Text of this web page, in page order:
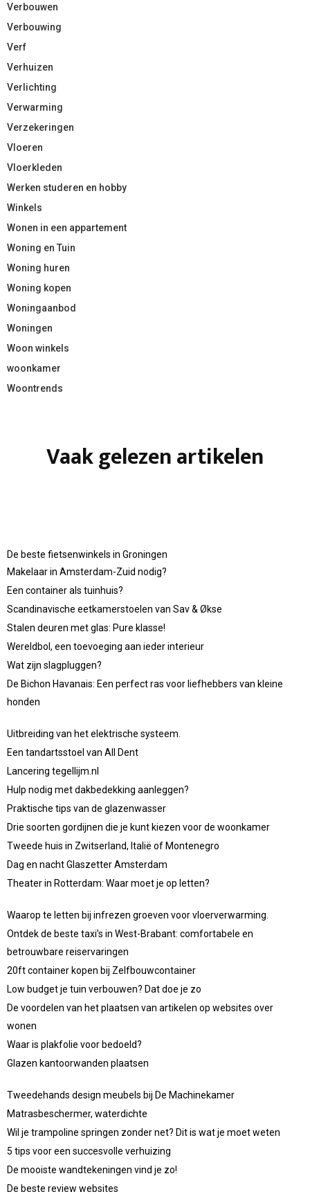
Verbouwen
Verbouwing
Verf
Verhuizen
Verlichting
Verwarming
Verzekeringen
Vloeren
Vloerkleden
Werken studeren en hobby
Winkels
Wonen in een appartement
Woning en Tuin
Woning huren
Woning kopen
Woningaanbod
Woningen
Woon winkels
woonkamer
Woontrends
Vaak gelezen artikelen
De beste fietsenwinkels in Groningen
Makelaar in Amsterdam-Zuid nodig?
Een container als tuinhuis?
Scandinavische eetkamerstoelen van Sav & Økse
Stalen deuren met glas: Pure klasse!
Wereldbol, een toevoeging aan ieder interieur
Wat zijn slagpluggen?
De Bichon Havanais: Een perfect ras voor liefhebbers van kleine
honden
Uitbreiding van het elektrische systeem.
Een tandartsstoel van All Dent
Lancering tegellijm.nl
Hulp nodig met dakbedekking aanleggen?
Praktische tips van de glazenwasser
Drie soorten gordijnen die je kunt kiezen voor de woonkamer
Tweede huis in Zwitserland, Italië of Montenegro
Dag en nacht Glaszetter Amsterdam
Theater in Rotterdam: Waar moet je op letten?
Waarop te letten bij infrezen groeven voor vloerverwarming.
Ontdek de beste taxi’s in West-Brabant: comfortabele en
betrouwbare reiservaringen
20ft container kopen bij Zelfbouwcontainer
Low budget je tuin verbouwen? Dat doe je zo
De voordelen van het plaatsen van artikelen op websites over
wonen
Waar is plakfolie voor bedoeld?
Glazen kantoorwanden plaatsen
Tweedehands design meubels bij De Machinekamer
Matrasbeschermer, waterdichte
Wil je trampoline springen zonder net? Dit is wat je moet weten
5 tips voor een succesvolle verhuizing
De mooiste wandtekeningen vind je zo!
De beste review websites